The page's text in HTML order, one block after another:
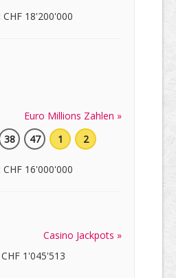
18'200'000
Euro Millions Zahlen »
38 47 1 2
16'000'000
Casino Jackpots »
1'045'513